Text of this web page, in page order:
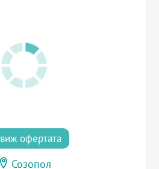
виж офертата
Созопол